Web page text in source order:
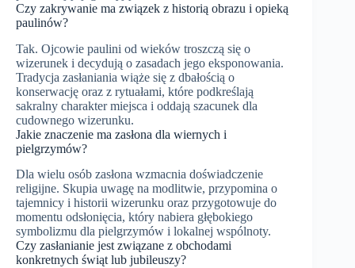
Czy zakrywanie ma związek z historią obrazu i opieką
paulinów?
Tak. Ojcowie paulini od wieków troszczą się o
wizerunek i decydują o zasadach jego eksponowania.
Tradycja zasłaniania wiąże się z dbałością o
konserwację oraz z rytuałami, które podkreślają
sakralny charakter miejsca i oddają szacunek dla
cudownego wizerunku.
Jakie znaczenie ma zasłona dla wiernych i
pielgrzymów?
Dla wielu osób zasłona wzmacnia doświadczenie
religijne. Skupia uwagę na modlitwie, przypomina o
tajemnicy i historii wizerunku oraz przygotowuje do
momentu odsłonięcia, który nabiera głębokiego
symbolizmu dla pielgrzymów i lokalnej wspólnoty.
Czy zasłanianie jest związane z obchodami
konkretnych świąt lub jubileuszy?